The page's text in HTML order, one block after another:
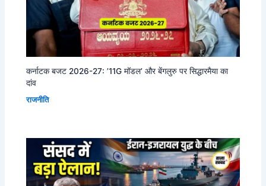
कर्नाटक बजट 2026-27: ’11G मॉडल’ और बेंगलुरु पर सिद्धारमैया का
दांव
राजनीति